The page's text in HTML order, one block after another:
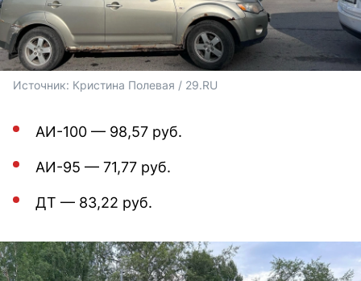
Источник: Кристина Полевая / 29.RU
АИ-100 — 98,57 руб.
АИ-95 — 71,77 руб.
ДТ — 83,22 руб.